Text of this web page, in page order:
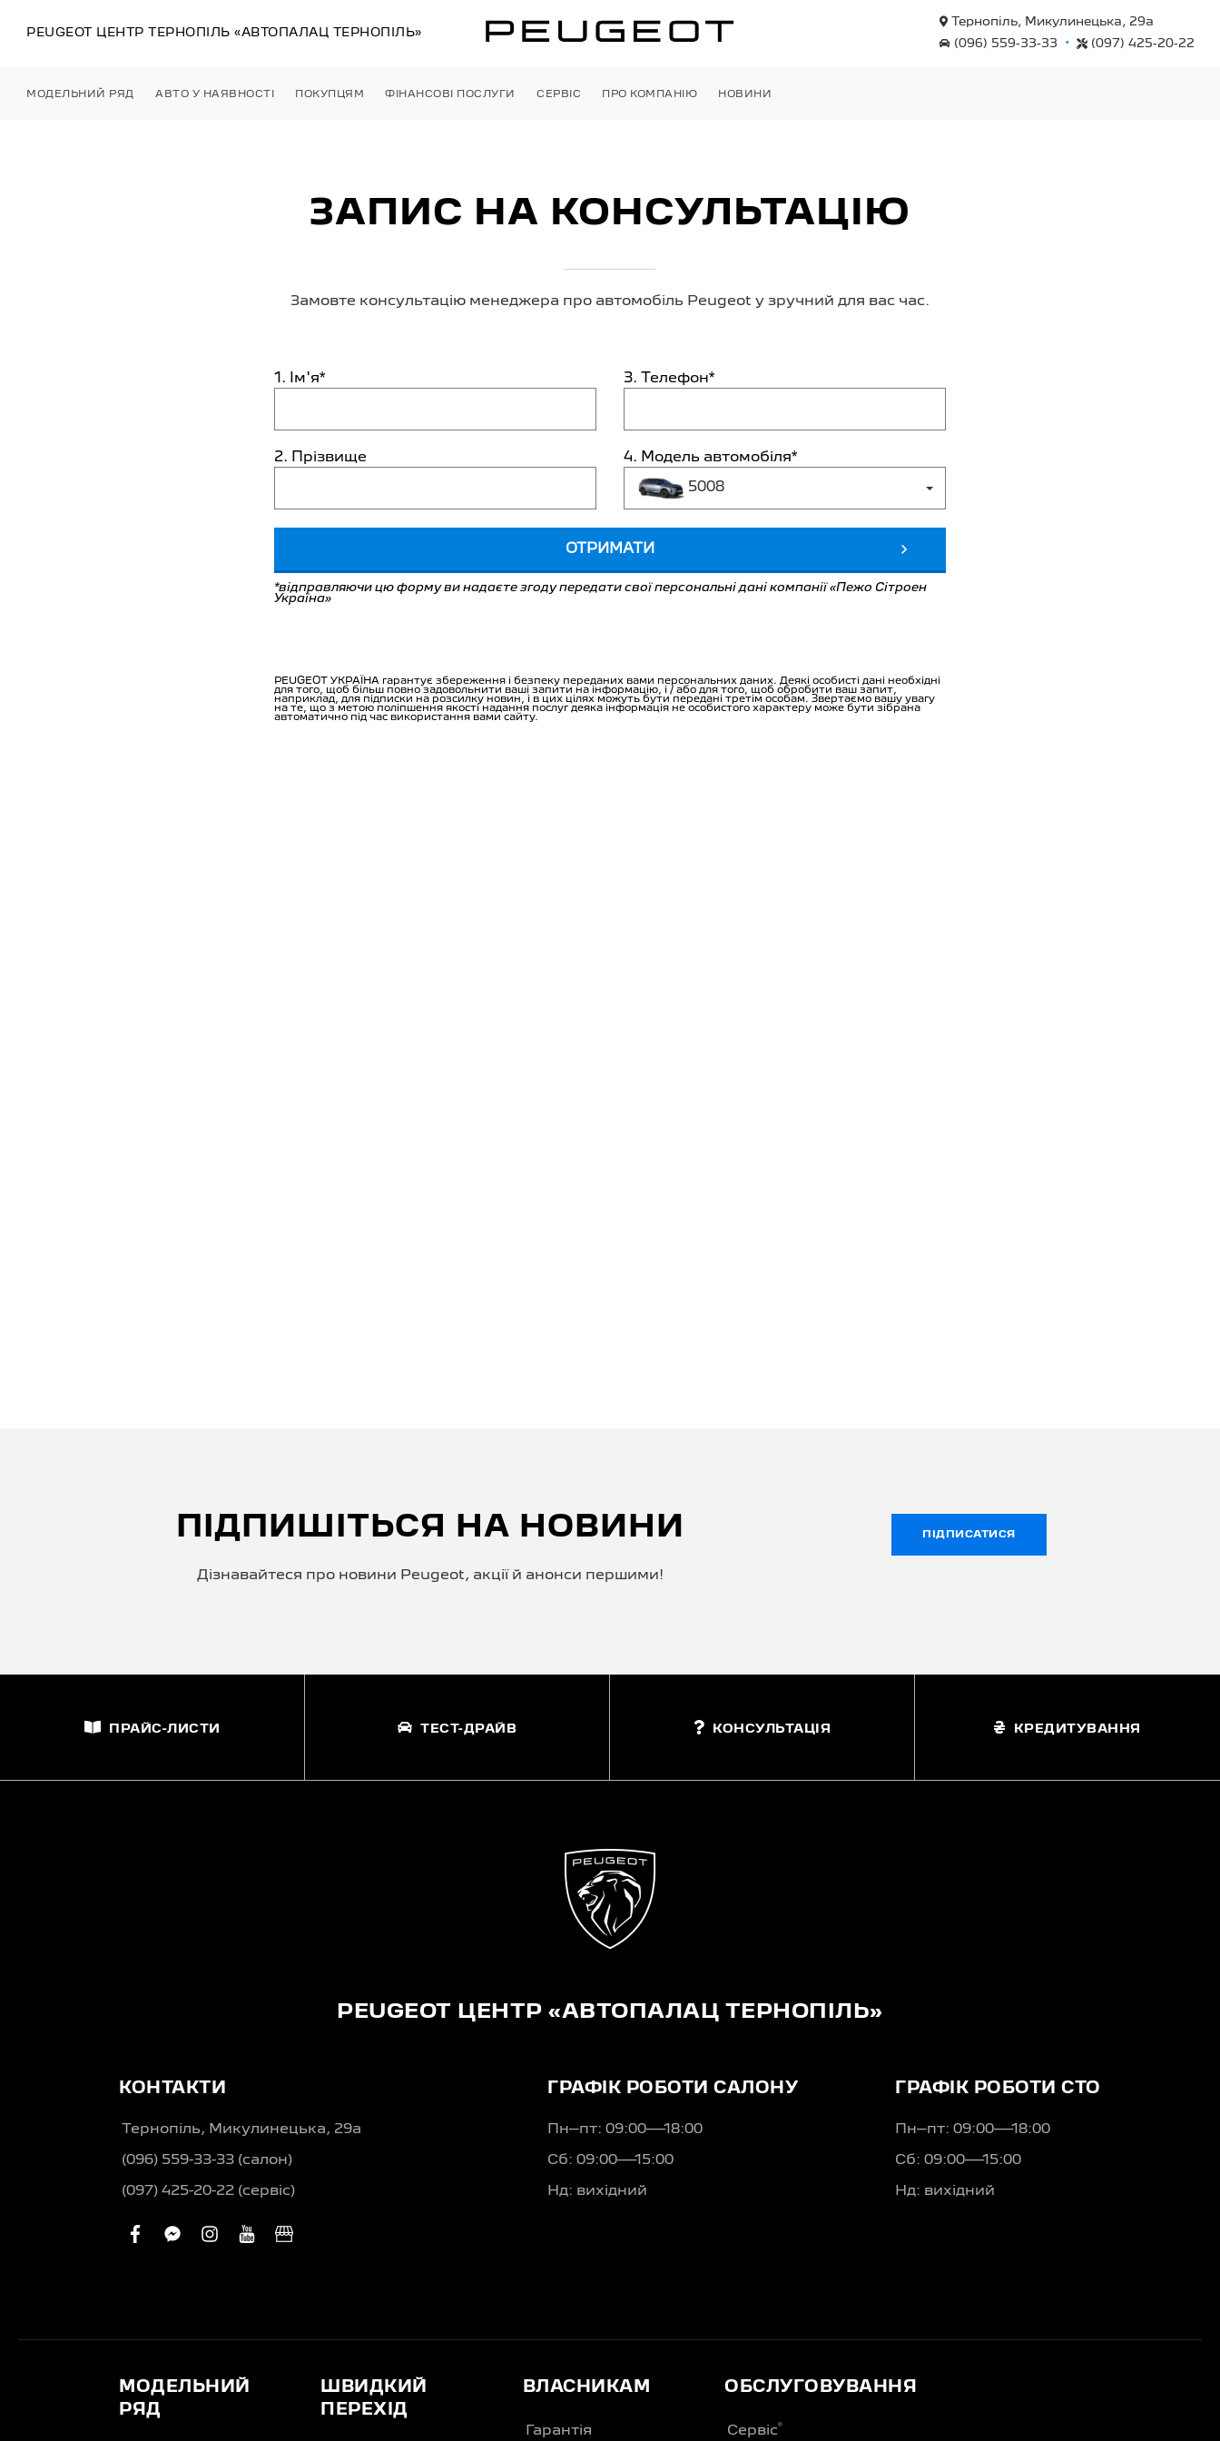
PEUGEOT ЦЕНТР ТЕРНОПІЛЬ «АВТОПАЛАЦ ТЕРНОПІЛЬ»
Тернопіль, Микулинецька, 29а
(096) 559-33-33
• (097) 425-20-22
МОДЕЛЬНИЙ РЯД АВТО У НАЯВНОСТІ ПОКУПЦЯМ ФІНАНСОВІ ПОСЛУГИ СЕРВІС ПРО КОМПАНІЮ НОВИНИ
ЗАПИС НА КОНСУЛЬ­ТАЦІЮ
Замовте консультацію менеджера про автомобіль Peugeot у зручний для вас час.
ПІДПИШІТЬСЯ НА НОВИНИ
Дізнавайтеся про новини Peugeot, акції й анонси першими!
ПІДПИСАТИСЯ
ПРАЙС-ЛИСТИ ТЕСТ-ДРАЙВ КОНСУЛЬТАЦІЯ КРЕДИТУВАННЯ
PEUGEOT ЦЕНТР «АВТОПАЛАЦ ТЕРНОПІЛЬ»
КОНТАКТИ
Тернопіль, Микулинецька, 29а
(096) 559-33-33 (салон)
(097) 425-20-22 (сервіс)
facebook
facebook-
instagram
youtube
business
ГРАФІК РОБОТИ САЛОНУ
Пн–пт: 09:00—18:00
Сб: 09:00—15:00
Нд: вихідний
ГРАФІК РОБОТИ СТО
Пн–пт: 09:00—18:00
Сб: 09:00—15:00
Нд: вихідний
МОДЕЛЬНИЙ
РЯД
ШВИДКИЙ
ПЕРЕХІД
ВЛАСНИКАМ
Гарантія
ОБСЛУГОВУВАННЯ
Сервіс®